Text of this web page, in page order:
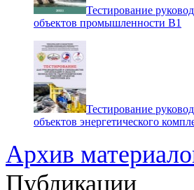
Тестирование
объектов промышленности В1
Тестирование
объектов энергетического
Архив
Публикации